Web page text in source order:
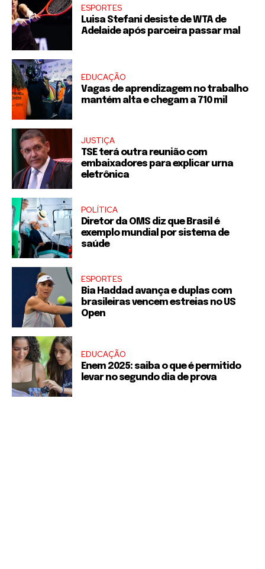
ESPORTES
Luisa Stefani desiste de WTA de
Adelaide após parceira passar mal
EDUCAÇÃO
Vagas de aprendizagem no trabalho
mantém alta e chegam a 710 mil
JUSTIÇA
TSE terá outra reunião com
embaixadores para explicar urna
eletrônica
POLÍTICA
Diretor da OMS diz que Brasil é
exemplo mundial por sistema de
saúde
ESPORTES
Bia Haddad avança e duplas com
brasileiras vencem estreias no US
Open
EDUCAÇÃO
Enem 2025: saiba o que é permitido
levar no segundo dia de prova